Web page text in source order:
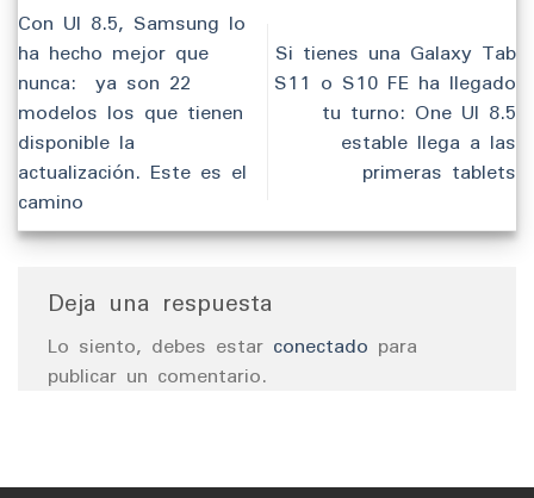
Con UI 8.5, Samsung lo
ha hecho mejor que
nunca: ya son 22
modelos los que tienen
disponible la
actualización. Este es el
camino
Si tienes una Galaxy Tab
S11 o S10 FE ha llegado
tu turno: One UI 8.5
estable llega a las
primeras tablets
Deja una respuesta
Lo siento, debes estar conectado para
publicar un comentario.